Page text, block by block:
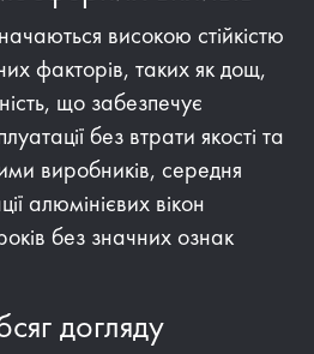
високою стійкістю
факторів, таких як дощ,
що забезпечує
без втрати якості та
виробників, середня
алюмінієвих вікон
без значних ознак
догляду